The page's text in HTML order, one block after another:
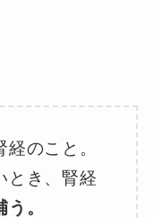
のこと。
とき、腎経
。